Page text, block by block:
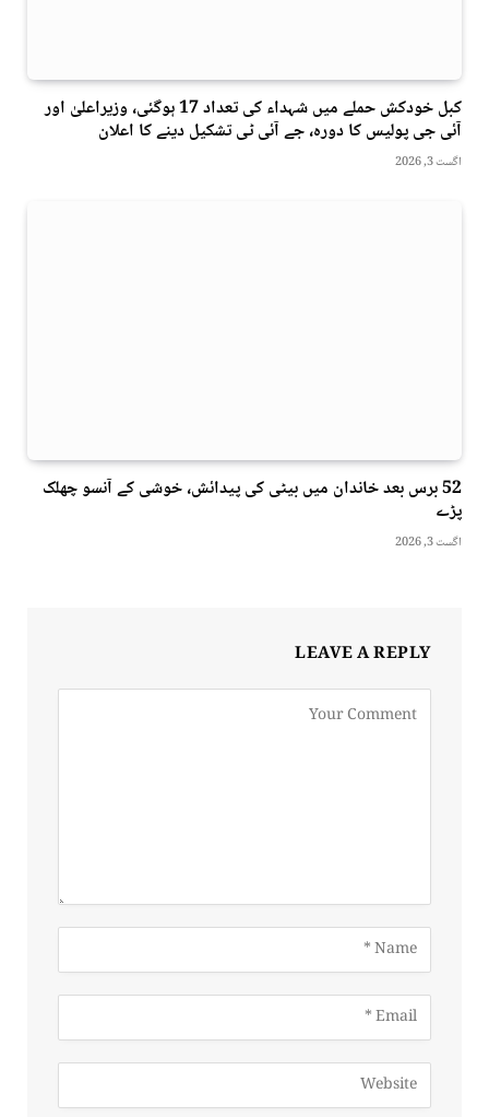
کبل خودکش حملے میں شہداء کی تعداد 17 ہوگئی، وزیراعلیٰ اور
آئی جی پولیس کا دورہ، جے آئی ٹی تشکیل دینے کا اعلان
اگست 3, 2026
52 برس بعد خاندان میں بیٹی کی پیدائش، خوشی کے آنسو چھلک
پڑے
اگست 3, 2026
LEAVE A REPLY